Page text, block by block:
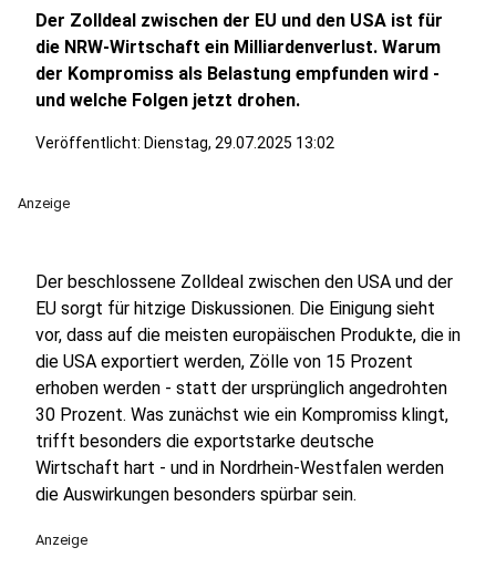
Der Zolldeal zwischen der EU und den USA ist für
die NRW-Wirtschaft ein Milliardenverlust. Warum
der Kompromiss als Belastung empfunden wird -
und welche Folgen jetzt drohen.
Veröffentlicht: Dienstag, 29.07.2025 13:02
Anzeige
Der beschlossene Zolldeal zwischen den USA und der
EU sorgt für hitzige Diskussionen. Die Einigung sieht
vor, dass auf die meisten europäischen Produkte, die in
die USA exportiert werden, Zölle von 15 Prozent
erhoben werden - statt der ursprünglich angedrohten
30 Prozent. Was zunächst wie ein Kompromiss klingt,
trifft besonders die exportstarke deutsche
Wirtschaft hart - und in Nordrhein-Westfalen werden
die Auswirkungen besonders spürbar sein.
Anzeige